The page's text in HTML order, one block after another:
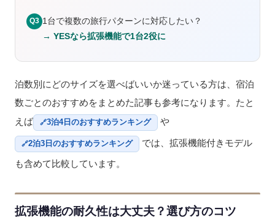
Q3 1台で複数の旅行パターンに対応したい？
→ YESなら拡張機能で1台2役に
泊数別にどのサイズを選べばいいか迷っている方は、宿泊
数ごとのおすすめをまとめた記事も参考になります。たと
えば
3泊4日のおすすめランキング や
2泊3日のおすすめランキング
では、拡張機能付きモデル
も含めて比較しています。
拡張機能の耐久性は大丈夫？選び方のコツ